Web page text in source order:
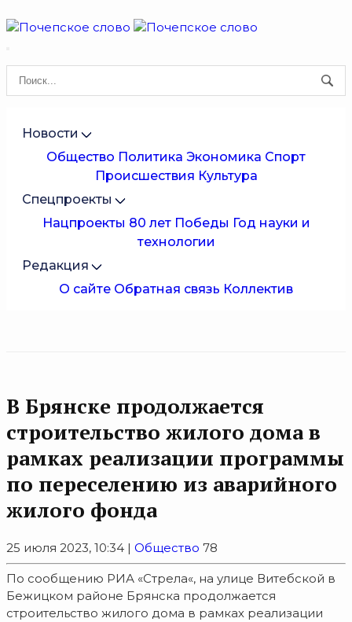
Новости
Общество Политика Экономика Спорт
Происшествия Культура
Спецпроекты
Нацпроекты 80 лет Победы Год науки и
технологии
Редакция
О сайте Обратная связь Коллектив
В Брянске продолжается
строительство жилого дома в
рамках реализации программы
по переселению из аварийного
жилого фонда
25 июля 2023, 10:34 | Общество 78
По сообщению РИА «Стрела«, на улице Витебской в
Бежицком районе Брянска продолжается
строительство жилого дома в рамках реализации